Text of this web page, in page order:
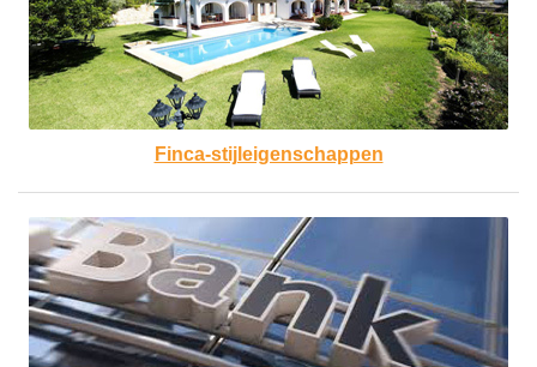
Finca-stijleigenschappen